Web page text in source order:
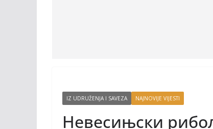
IZ UDRUŽENJA I SAVEZA NAJNOVIJE VIJESTI
Невесињски